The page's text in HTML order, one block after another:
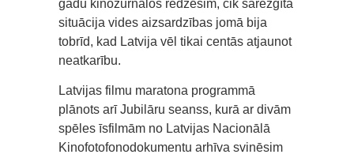
gadu kinožurnālos redzēsim, cik sarežģīta
situācija vides aizsardzības jomā bija
tobrīd, kad Latvija vēl tikai centās atjaunot
neatkarību.
Latvijas filmu maratona programmā
plānots arī Jubilāru seanss, kurā ar divām
spēles īsfilmām no Latvijas Nacionālā
Kinofotofonodokumentu arhīva svinēsim